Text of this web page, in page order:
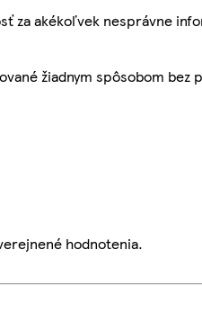
za akékoľvek nesprávne
žiadnym spôsobom bez
hodnotenia.